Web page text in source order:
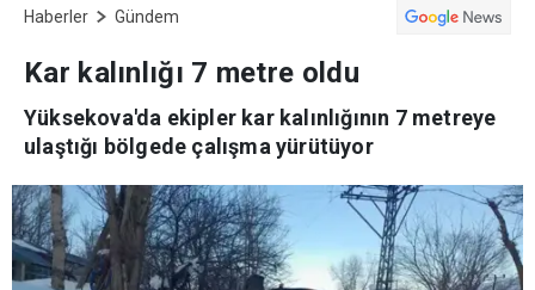
Haberler Gündem
Kar kalınlığı 7 metre oldu
Yüksekova'da ekipler kar kalınlığının 7 metreye
ulaştığı bölgede çalışma yürütüyor